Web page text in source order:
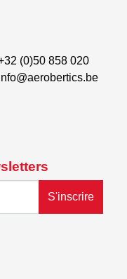
S'inscrire
(0)50 858 020